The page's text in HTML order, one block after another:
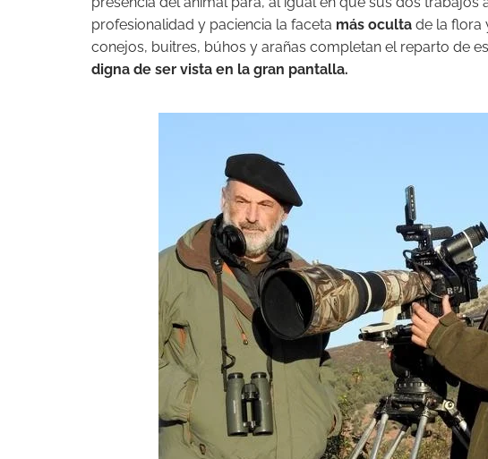
profesionalidad y paciencia la faceta más oculta de la flora
conejos, buitres, búhos y arañas completan el reparto de
digna de ser vista en la gran pantalla.